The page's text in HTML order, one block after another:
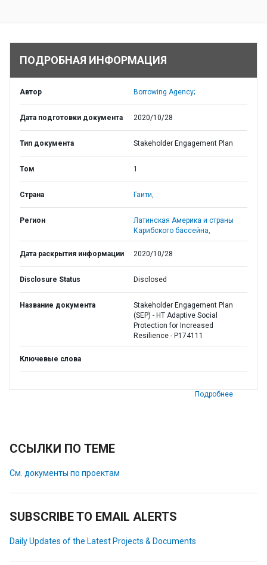
ПОДРОБНАЯ ИНФОРМАЦИЯ
Автор Borrowing Agency;
Дата подготовки документа 2020/10/28
Тип документа Stakeholder Engagement Plan
Том 1
Страна Гаити,
Регион
Латинская Америка и страны
Карибского бассейна,
Дата раскрытия информации 2020/10/28
Disclosure Status Disclosed
Название документа
Stakeholder Engagement Plan
(SEP) - HT Adaptive Social
Protection for Increased
Resilience - P174111
Ключевые слова
Подробнее
ССЫЛКИ ПО ТЕМЕ
См. документы по проектам
SUBSCRIBE TO EMAIL ALERTS
Daily Updates of the Latest Projects & Documents